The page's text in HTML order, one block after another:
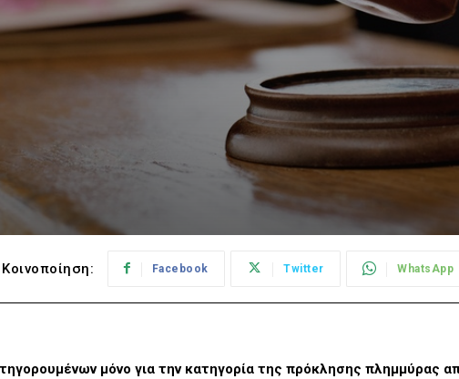
Κοινοποίηση: Facebook Twitter WhatsApp
μόνο για την κατηγορία της πρόκλησης πλημμύρας